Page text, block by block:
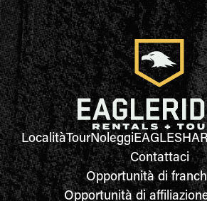
LocalitàTourNoleggi
Contattaci
Opportunità di
Opportunità di